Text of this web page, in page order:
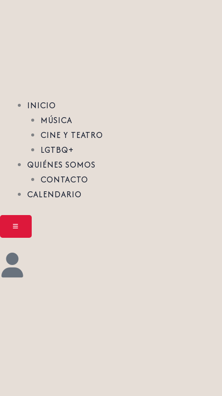
INICIO
MÚSICA
CINE Y TEATRO
LGTBQ+
QUIÉNES SOMOS
CONTACTO
CALENDARIO